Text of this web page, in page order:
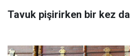
Tavuk pişirirken bir kez